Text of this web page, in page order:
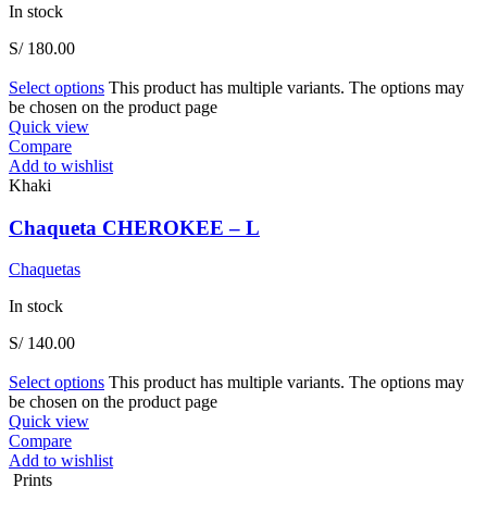
In stock
S/180.00
Select options This product has multiple variants. The options may
be chosen on the product page
Quick view
Compare
Add to wishlist
Khaki
Chaqueta CHEROKEE – L
Chaquetas
In stock
S/140.00
Select options This product has multiple variants. The options may
be chosen on the product page
Quick view
Compare
Add to wishlist
Prints